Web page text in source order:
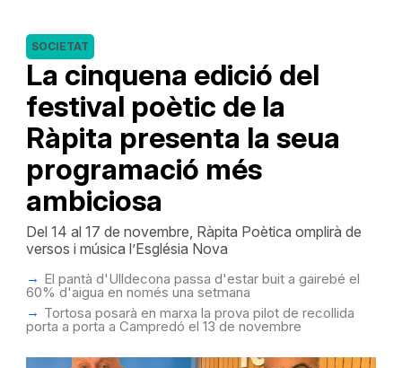
La cinquena edició del
festival poètic de la
Ràpita presenta la seua
programació més
ambiciosa
SOCIETAT
Del 14 al 17 de novembre, Ràpita Poètica omplirà de
versos i música l’Església Nova
El pantà d'Ulldecona passa d'estar buit a gairebé el
60% d'aigua en només una setmana
Tortosa posarà en marxa la prova pilot de recollida
porta a porta a Campredó el 13 de novembre